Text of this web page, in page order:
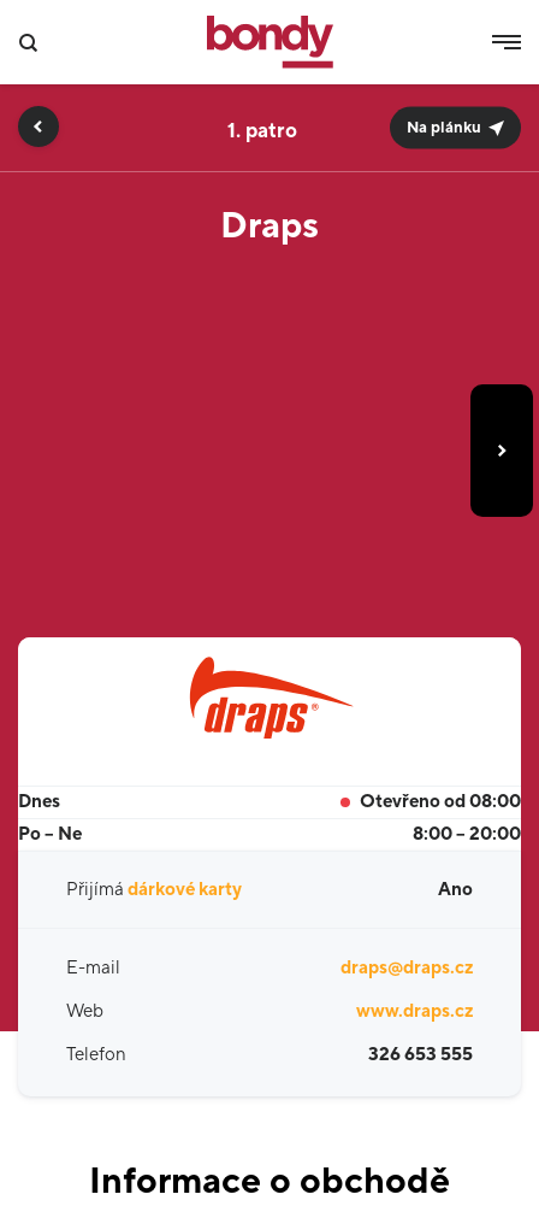
Draps
1. Na plánku
Dnes
Otevřeno od 08:00
Po – Ne
8:00 – 20:00
Přijímá dárkové karty Ano
E-mail
draps@draps.cz
Web
www.draps.cz
Telefon
326 653 555
Informace o obchodě